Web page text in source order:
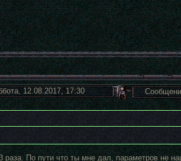
12.08.2017, 17:30
По пути что ты мне дал, параметров не